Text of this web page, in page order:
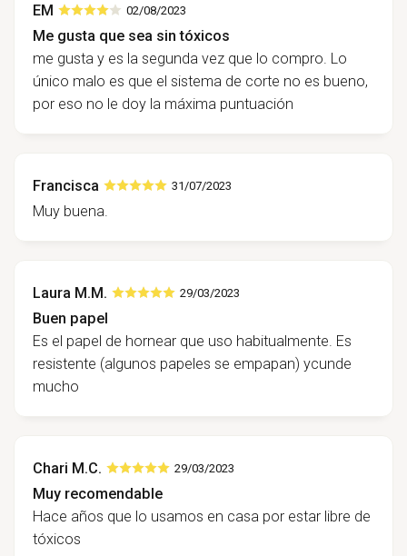
EM 02/08/2023
Me gusta que sea sin tóxicos
me gusta y es la segunda vez que lo compro. Lo
único malo es que el sistema de corte no es bueno,
por eso no le doy la máxima puntuación
Francisca 31/07/2023
Muy buena.
Laura M.M. 29/03/2023
Buen papel
Es el papel de hornear que uso habitualmente. Es
resistente (algunos papeles se empapan) ycunde
mucho
Chari M.C. 29/03/2023
Muy recomendable
Hace años que lo usamos en casa por estar libre de
tóxicos